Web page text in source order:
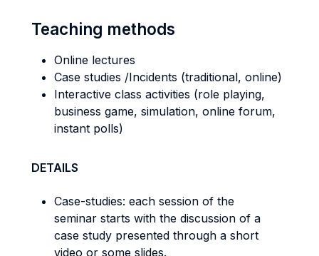
Teaching methods
Online lectures
Case studies /Incidents (traditional, online)
Interactive class activities (role playing,
business game, simulation, online forum,
instant polls)
DETAILS
Case-studies: each session of the
seminar starts with the discussion of a
case study presented through a short
video or some slides.